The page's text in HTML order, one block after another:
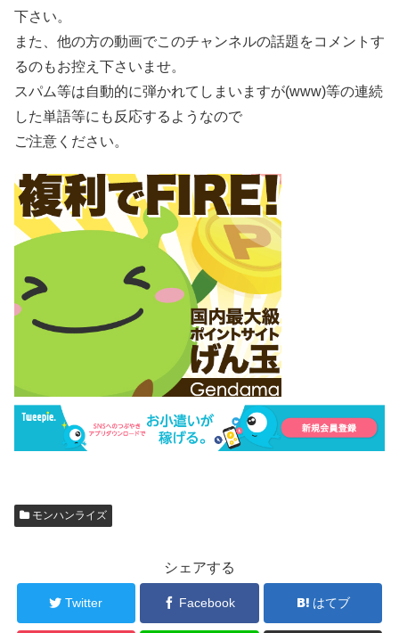
下さい。
また、他の方の動画でこのチャンネルの話題をコメントす
るのもお控え下さいませ。
スパム等は自動的に弾かれてしまいますが(www)等の連続
した単語等にも反応するようなので
ご注意ください。
モンハンライズ
シェアする
Twitter Facebook はてブ